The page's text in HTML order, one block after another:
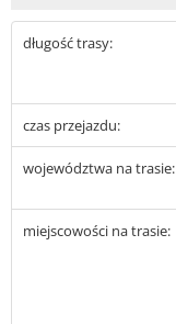
długość trasy:
czas przejazdu:
województwa na trasie:
miejscowości na trasie: